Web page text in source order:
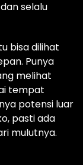
selalu
bisa dilihat
Punya
melihat
tempat
potensi luar
pasti ada
mulutnya.